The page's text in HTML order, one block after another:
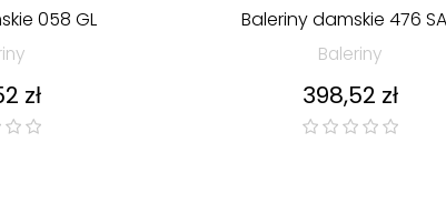
058 GL
zł
Baleriny damskie 476
Baleriny
Cena
398,52 zł